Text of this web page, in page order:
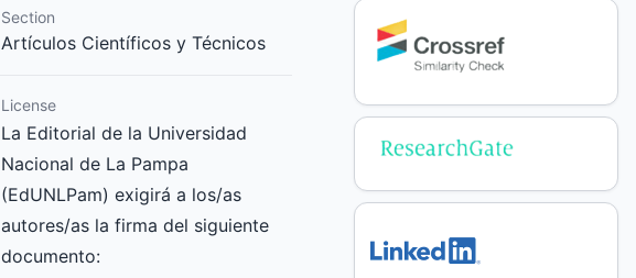
Section
Artículos Científicos y Técnicos
License
La Editorial de la Universidad
Nacional de La Pampa
(EdUNLPam) exigirá a los/as
autores/as la firma del siguiente
documento: